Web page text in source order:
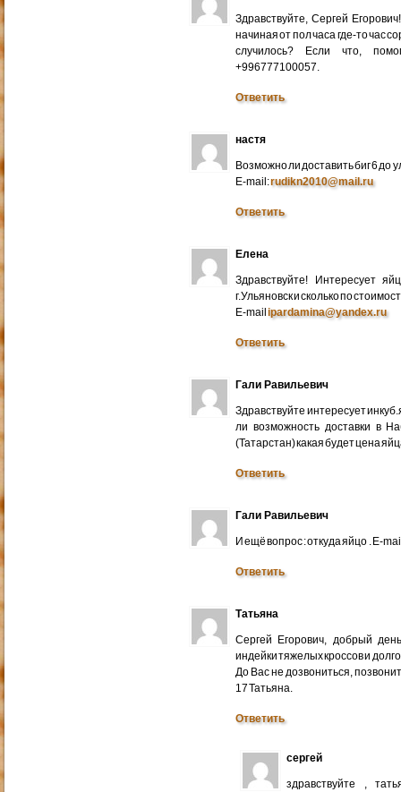
Здравствуйте, Сергей
начиная от пол часа где-то час
случилось? Если что,
+996777100057.
Ответить
настя
Возможно ли доставить биг 6 до
E-mail:rudikn2010@mail.ru
Ответить
Елена
Здравствуйте! Интересует
г.Ульяновск и сколько по
E-mailipardamina@yandex.ru
Ответить
Гали Равильевич
Здравствуйте интересует
ли возможность доставки в
(Татарстан) какая будет цена
Ответить
Гали Равильевич
И ещё вопрос : откуда яйцо . E-
Ответить
Татьяна
Сергей Егорович, добрый
индейки тяжелых кроссов и
До Вас не дозвониться,
17 Татьяна.
Ответить
сергей
здравствуйте ,